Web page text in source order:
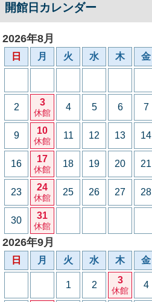
開館日カレンダー
2026年8月
日 月 火 水 木 金
2 3
休館
4 5 6 7
9 10
休館
11 12 13 14
16 17
休館
18 19 20 21
23 24
休館
25 26 27 28
30 31
休館
2026年9月
日 月 火 水 木 金
1 2 3
休館
4